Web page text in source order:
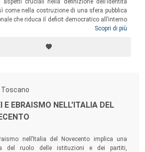
aspetti cruciali nella definizione dell’identità
come nella costruzione di una sfera pubblica
che riduca il deficit democratico all’interno
e il ruolo internazionale dell’Unione.
alle tematiche di natura istituzionale, il
parlamentare, la coesione dei gruppi e le
Scopri di più
Toscano
E EBRAISMO NELL'ITALIA DEL
nell’Italia del Novecento implica una
del ruolo delle istituzioni e dei partiti,